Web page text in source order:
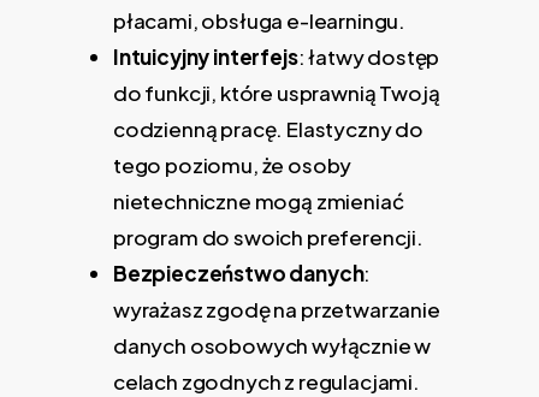
płacami, obsługa e-learningu.
Intuicyjny interfejs: łatwy dostęp
do funkcji, które usprawnią Twoją
codzienną pracę. Elastyczny do
tego poziomu, że osoby
nietechniczne mogą zmieniać
program do swoich preferencji.
Bezpieczeństwo danych:
wyrażasz zgodę na przetwarzanie
danych osobowych wyłącznie w
celach zgodnych z regulacjami.